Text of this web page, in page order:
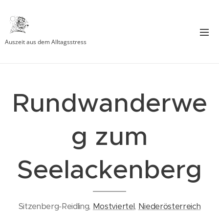
Auszeit aus dem Alltagsstress
Rundwanderwe
g zum
Seelackenberg
Sitzenberg-Reidling, Mostviertel, Niederösterreich